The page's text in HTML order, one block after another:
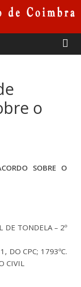
o
SOBRE O
DE TONDELA – 2º
DO CPC; 1793ºC.
CIVIL